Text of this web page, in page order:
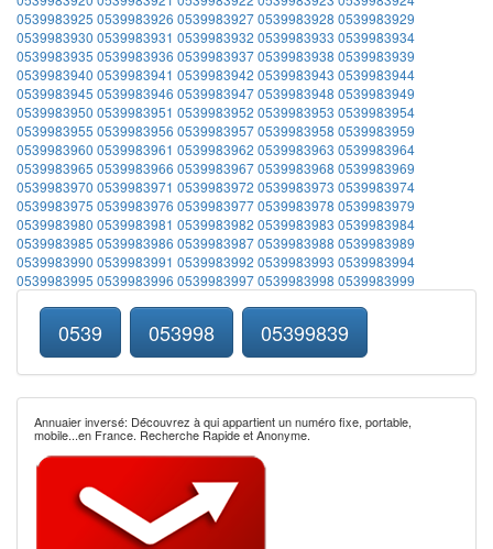
0539983925 0539983926 05399839270539983928 0539983929
0539983930 0539983931 0539983932 0539983933 0539983934
0539983935 0539983936 05399839370539983938 0539983939
0539983940 0539983941 0539983942 0539983943 0539983944
0539983945 0539983946 05399839470539983948 0539983949
0539983950 0539983951 0539983952 0539983953 0539983954
0539983955 0539983956 05399839570539983958 0539983959
0539983960 0539983961 0539983962 0539983963 0539983964
0539983965 0539983966 05399839670539983968 0539983969
0539983970 0539983971 0539983972 0539983973 0539983974
0539983975 0539983976 05399839770539983978 0539983979
0539983980 0539983981 0539983982 0539983983 0539983984
0539983985 0539983986 05399839870539983988 0539983989
0539983990 0539983991 0539983992 0539983993 0539983994
0539983995 0539983996 05399839970539983998 0539983999
0539 053998 05399839
Annuaier inversé: Découvrez à qui appartient un numéro fixe, portable,
mobile...en France. Recherche Rapide et Anonyme.